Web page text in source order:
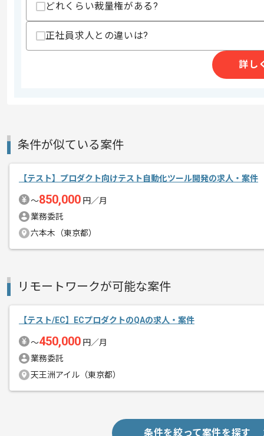
エージェントからのコ
メント
テストの経験を活かすことができます。
複数案件を保有している企業ですので、
新しいアイディアや技術を積極的に導入
経験豊富なエンジニアと成長が出来る
どれくらい裁量権がある?
正社員求人との違いは?
詳し
条件が似ている案件
【テスト】プロダクト向けテスト自動化ツール開発の求人・案件
〜850,000 円／月
業務委託
六本木（東京都）
リモートワークが可能な案件
【テスト/EC】ECプロダクトのQAの求人・案件
〜450,000 円／月
業務委託
天王洲アイル（東京都）
条件を絞って案件を探す